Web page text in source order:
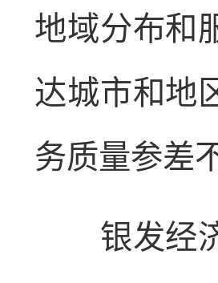
地域分布和
达城市和地
务质量参差
银发经济